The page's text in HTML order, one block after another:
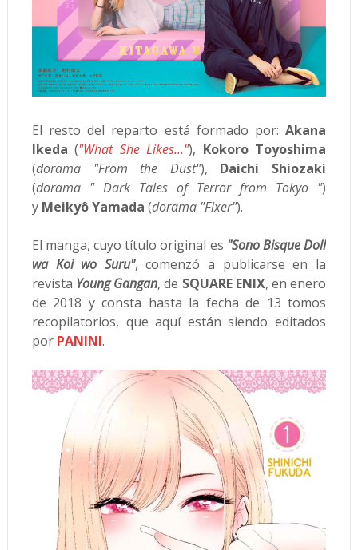
El resto del reparto está formado por:Akana
Ikeda ("What She Likes..."), Kokoro Toyoshima
(dorama "From the Dust"), Daichi Shiozaki
(dorama " Dark Tales of Terror from Tokyo ")
y Meikyô Yamada (dorama "Fixer").
El manga, cuyo título original es "Sono Bisque Doll
wa Koi wo Suru", comenzó a publicarse en la
revista Young Gangan, de SQUARE ENIX, en enero
de 2018 y consta hasta la fecha de 13 tomos
recopilatorios, que aquí están siendo editados
por PANINI.